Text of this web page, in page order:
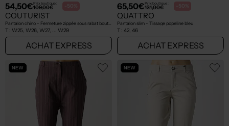
54,50€Prix boutique :
109,00€ -50%
COUTURIST
T : W25, W26, W27, ... W29
ACHAT EXPRESS
65,50€Prix boutique :
131,00€ -50%
QUATTRO
Pantalon slim - Tissage popeline bleu
T : 42, 46
ACHAT EXPRESS
NEW NEW